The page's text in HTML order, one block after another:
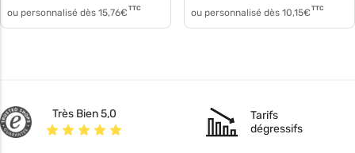
ou personnalisé dès 15,76€ TTC ou personnalisé dès 10,15€ TTC
Très Bien 5,0
Tarifs
dégressifs